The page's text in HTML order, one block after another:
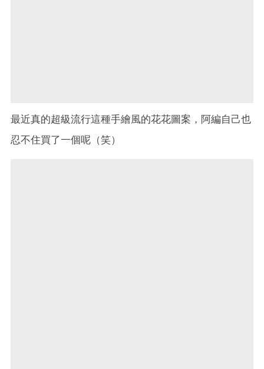
最近真的超級流行這種手繪風的花花圖案，阿編自己也
忍不住買了一個呢（笑）